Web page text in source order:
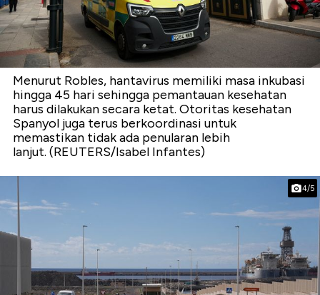
Menurut Robles, hantavirus memiliki masa inkubasi
hingga 45 hari sehingga pemantauan kesehatan
harus dilakukan secara ketat. Otoritas kesehatan
Spanyol juga terus berkoordinasi untuk
memastikan tidak ada penularan lebih
lanjut. (REUTERS/Isabel Infantes)
4/5